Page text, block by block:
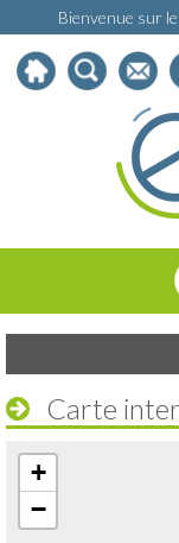
Bienvenue sur
Carte
+
−